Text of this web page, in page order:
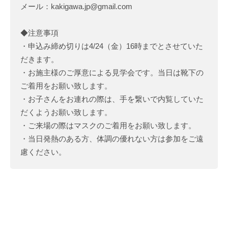
メール：kakigawa.jp@gmail.com
◆注意事項
・申込み締め切りは4/24（金）16時までとさせていた
だきます。
・お施主様のご厚意による見学会です。当日は靴下の
ご着用をお願い致します。
・お子さんをお連れの際は、手を繋いで内覧していた
だくようお願い致します。
・ご来場の際はマスクのご着用をお願い致します。
・当日発熱のある方、体調の優れない方は参加をご遠
慮ください。